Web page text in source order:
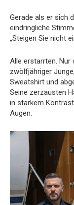
Gerade als er sich
eindringliche
„Steigen Sie nicht
Alle erstarrten. Nur
zwölfjähriger
Sweatshirt und
Seine zerzausten
in starkem
Augen.